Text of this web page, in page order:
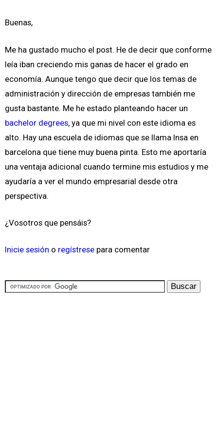
Buenas,
Me ha gustado mucho el post. He de decir que conforme
leía iban creciendo mis ganas de hacer el grado en
economía. Aunque tengo que decir que los temas de
administración y dirección de empresas también me
gusta bastante. Me he estado planteando hacer un
bachelor degrees, ya que mi nivel con este idioma es
alto. Hay una escuela de idiomas que se llama Insa en
barcelona que tiene muy buena pinta. Esto me aportaría
una ventaja adicional cuando termine mis estudios y me
ayudaría a ver el mundo empresarial desde otra
perspectiva.
¿Vosotros que pensáis?
Inicie sesión o regístrese para comentar